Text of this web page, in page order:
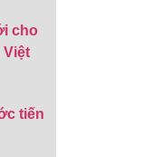
cho
tiến